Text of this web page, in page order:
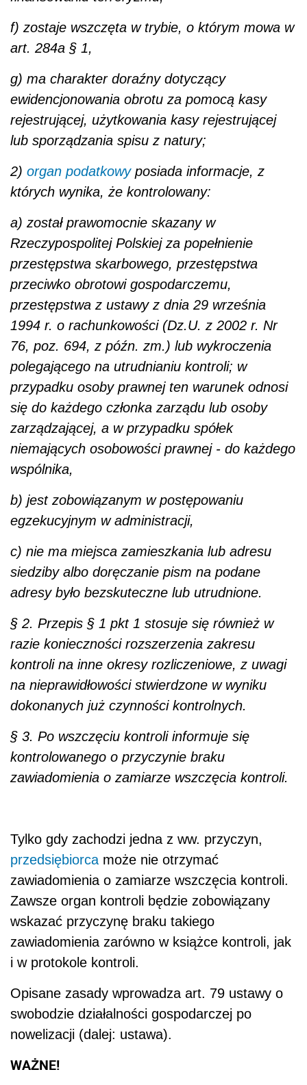
f) zostaje wszczęta w trybie, o którym mowa w
art. 284a § 1,
g) ma charakter doraźny dotyczący
ewidencjonowania obrotu za pomocą kasy
rejestrującej, użytkowania kasy rejestrującej
lub sporządzania spisu z natury;
2) organ podatkowyposiada informacje, z
których wynika, że kontrolowany:
a) został prawomocnie skazany w
Rzeczypospolitej Polskiej za popełnienie
przestępstwa skarbowego, przestępstwa
przeciwko obrotowi gospodarczemu,
przestępstwa z ustawy z dnia 29 września
1994 r. o rachunkowości (Dz.U. z 2002 r. Nr
76, poz. 694, z późn. zm.) lub wykroczenia
polegającego na utrudnianiu kontroli; w
przypadku osoby prawnej ten warunek odnosi
się do każdego członka zarządu lub osoby
zarządzającej, a w przypadku spółek
niemających osobowości prawnej - do każdego
wspólnika,
b) jest zobowiązanym w postępowaniu
egzekucyjnym w administracji,
c) nie ma miejsca zamieszkania lub adresu
siedziby albo doręczanie pism na podane
adresy było bezskuteczne lub utrudnione.
§ 2. Przepis § 1 pkt 1 stosuje się również w
razie konieczności rozszerzenia zakresu
kontroli na inne okresy rozliczeniowe, z uwagi
na nieprawidłowości stwierdzone w wyniku
dokonanych już czynności kontrolnych.
§ 3. Po wszczęciu kontroli informuje się
kontrolowanego o przyczynie braku
zawiadomienia o zamiarze wszczęcia kontroli.
Tylko gdy zachodzi jedna z ww. przyczyn,
przedsiębiorca może nie otrzymać
zawiadomienia o zamiarze wszczęcia kontroli.
Zawsze organ kontroli będzie zobowiązany
wskazać przyczynę braku takiego
zawiadomienia zarówno w książce kontroli, jak
i w protokole kontroli.
Opisane zasady wprowadza art. 79 ustawy o
swobodzie działalności gospodarczej po
nowelizacji (dalej: ustawa).
WAŻNE!